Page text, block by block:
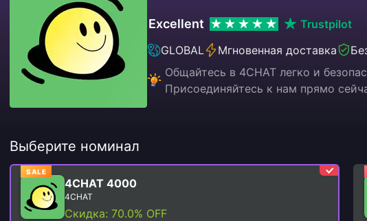
Excellent
Trustpilot
GLOBAL
Мгновенная доставка
Общайтесь в 4CHAT легко и
Присоединяйтесь к нам прямо
Выберите номинал
SALE
4CHAT 4000
4CHAT
Скидка: 70.0% OFF